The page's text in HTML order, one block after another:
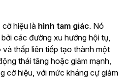
hiệu là hình tam giác. Nó
các đường xu hướng hội tụ,
thấp liên tiếp tạo thành một
thái tăng hoặc giảm mạnh,
cờ hiệu, với mức kháng cự giảm